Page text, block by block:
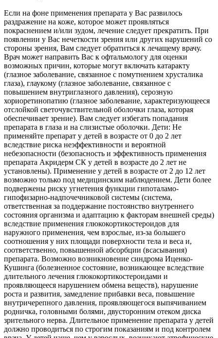
Если на фоне применения препарата у Вас развилось
раздражение на коже, которое может проявляться
покраснением и/или зудом, лечение следует прекратить. При
появлении у Вас нечеткости зрения или других нарушений со
стороны зрения, Вам следует обратиться к лечащему врачу.
Врач может направить Вас к офтальмологу для оценки
возможных причин, которые могут включать катаракту
(глазное заболевание, связанное с помутнением хрусталика
глаза), глаукому (глазное заболевание, связанное с
повышением внутриглазного давления), серозную
хориоретинопатию (глазное заболевание, характеризующееся
отслойкой светочувствительной оболочки глаза, которая
обеспечивает зрение). Вам следует избегать попадания
препарата в глаза и на слизистые оболочки. Дети: Не
применяйте препарат у детей в возрасте от 0 до 2 лет
вследствие риска неэффективности и вероятной
небезопасности (безопасность и эффективность применения
препарата Акридерм СК у детей в возрасте до 2 лет не
установлены). Применение у детей в возрасте от 2 до 12 лет
возможно только под медицинским наблюдением. Дети более
подвержены риску угнетения функции гипоталамо-
гипофизарно-надпочечниковой системы (система,
ответственная за поддержание постоянство внутреннего
состояния организма и адаптацию к факторам внешней среды)
вследствие применения глюкокортикостероидов для
наружного применения, чем взрослые, из-за большего
соотношения у них площади поверхности тела и веса и,
соответственно, повышенной абсорбции (всасывания)
препарата. Возможно возникновение синдрома Иценко-
Кушинга (болезненное состояние, возникающее вследствие
длительного лечения глюкокортикостероидами и
проявляющееся нарушением обмена веществ), нарушение
роста и развития, замедление прибавки веса, повышение
внутричерепного давления, проявляющегося выпячиванием
родничка, головными болями, двусторонним отеком диска
зрительного нерва. Длительное применение препарата у детей
должно проводиться по строгим показаниям и под контролем